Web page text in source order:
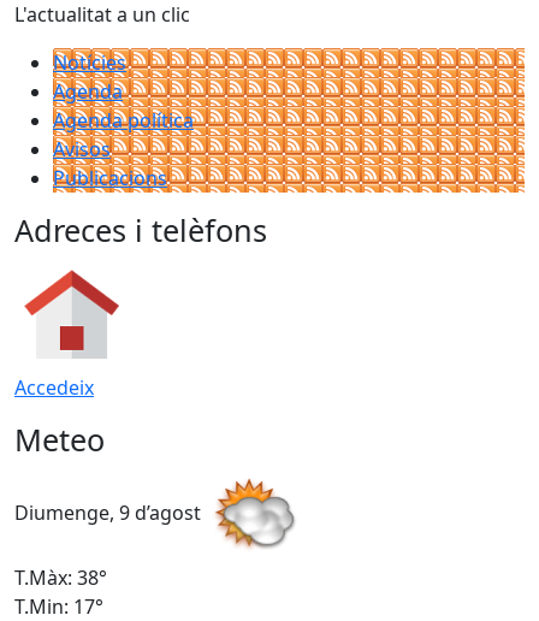
L'actualitat a un clic
Notícies
Agenda
Agenda política
Avisos
Publicacions
Adreces i telèfons
Accedeix
Meteo
Diumenge, 9 d’agost
T.Màx: 38°
T.Min: 17°